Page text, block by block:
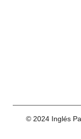
© 2024 Inglés